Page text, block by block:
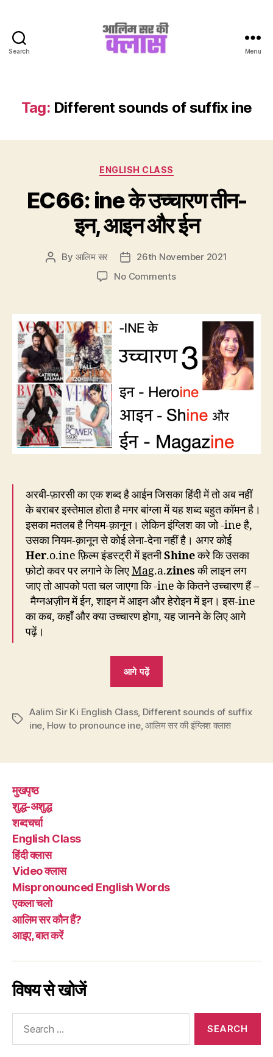
Search
Class
Menu
Tag: Different sounds of suffix ine
Categories
ENGLISH CLASS
EC66: ine के उच्चारण तीन-
इन, आइन और ईन
Post
By आलिम सर
Post
date
26th November 2021
No Commentson
के
इन,
आइन
ईन
अरबी-फ़ारसी का एक शब्द है आईन जिसका हिंदी में तो अब नहीं
के बराबर इस्तेमाल होता है मगर बांग्ला में यह शब्द बहुत कॉमन है।
इसका मतलब है नियम-क़ानून। लेकिन इंग्लिश का जो -ine है,
उसका नियम-क़ानून से कोई लेना-देना नहीं है। अगर कोई
Her.o.ine फ़िल्म इंडस्ट्री में इतनीShineकरे कि उसका
फ़ोटो कवर पर लगाने के लिएMag.a.zinesकी लाइन लग
जाए तो आपको पता चल जाएगा कि -ine के कितने उच्चारण हैं –
मैग्नअज़ीन में ईन, शाइन में आइन और हेरोइन में इन। इस-ine
का कब, कहाँ और क्या उच्चारण होगा, यह जानने के लिए आगे
पढ़ें।
आगे पढ़ें
उच्चारण
तीन-
आइन
Tags
Aalim Sir Ki English Class, Different sounds of suffix
ine, How to pronounce ine,आलिम सर की इंग्लिश क्लास
मुखपृष्ठ
शुद्ध-अशुद्ध
शब्दचर्चा
English Class
हिंदी क्लास
Video क्लास
Mispronounced English Words
एकला चलो
आलिम सर कौन हैं?
आइए, बात करें
विषय से खोजें